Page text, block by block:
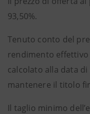
93,50%.
Tenuto conto del
rendimento
calcolato alla data
mantenere il titolo
Il taglio minimo